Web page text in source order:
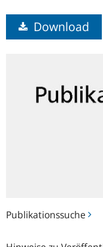
Publikationssuche
Download